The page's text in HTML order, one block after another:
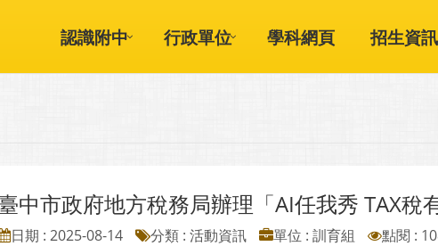
認識附中 行政單位 學科網頁 招生資訊
中市政府地方稅務局辦理「AI任我秀 TAX稅
日期 : 2025-08-14 分類 : 活動資訊 單位 : 訓育組 點閱 :